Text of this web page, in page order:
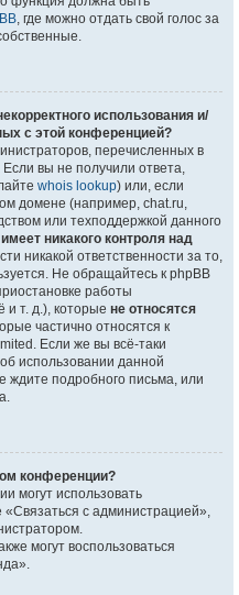
, где можно отдать свой голос за
использования и/
с этой конференцией?
перечисленных в
вы не получили ответа,
whois lookup) или, если
домене (например, chat.ru,
или техподдержкой данного
никакого контроля над
никакой ответственности за то,
Не обращайтесь к phpBB
работы
и т. д.), которые не относятся
частично относятся к
Если же вы всё-таки
использовании данной
ждите подробного письма, или
конференции?
могут использовать
с администрацией»,
могут воспользоваться